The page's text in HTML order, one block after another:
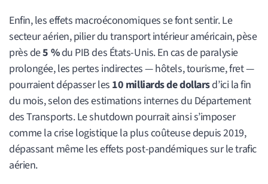
Enfin, les effets macroéconomiques se font sentir. Le
secteur aérien, pilier du transport intérieur américain, pèse
près de5 %du PIB des États-Unis. En cas de paralysie
prolongée, les pertes indirectes — hôtels, tourisme, fret —
pourraient dépasser les 10 milliards de dollarsd’ici la fin
du mois, selon des estimations internes du Département
des Transports. Le shutdown pourrait ainsi s’imposer
comme la crise logistique la plus coûteuse depuis 2019,
dépassant même les effets post-pandémiques sur le trafic
aérien.